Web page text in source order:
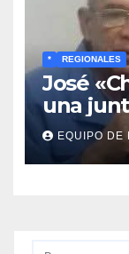
* REGIONALES
José
una
EQUIPO DE